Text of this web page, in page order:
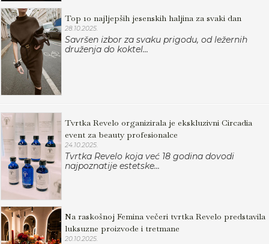
Top 10 najljepših jesenskih haljina za svaki dan
28.10.2025.
Savršen izbor za svaku prigodu, od ležernih
druženja do koktel...
Tvrtka Revelo organizirala je ekskluzivni Circadia
event za beauty profesionalce
24.10.2025.
Tvrtka Revelo koja već 18 godina dovodi
najpoznatije estetske...
Na raskošnoj Femina večeri tvrtka Revelo predstavila
luksuzne proizvode i tretmane
20.10.2025.